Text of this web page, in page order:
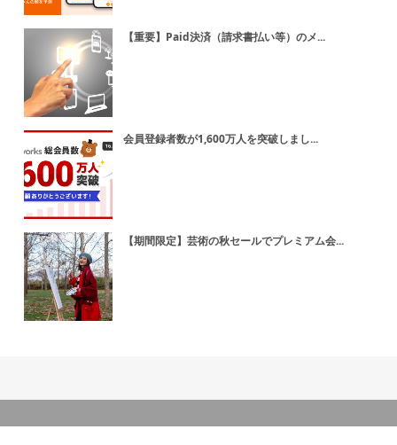
【重要】Paid決済（請求書払い等）のメ...
会員登録者数が1,600万人を突破しまし...
【期間限定】芸術の秋セールでプレミアム会...